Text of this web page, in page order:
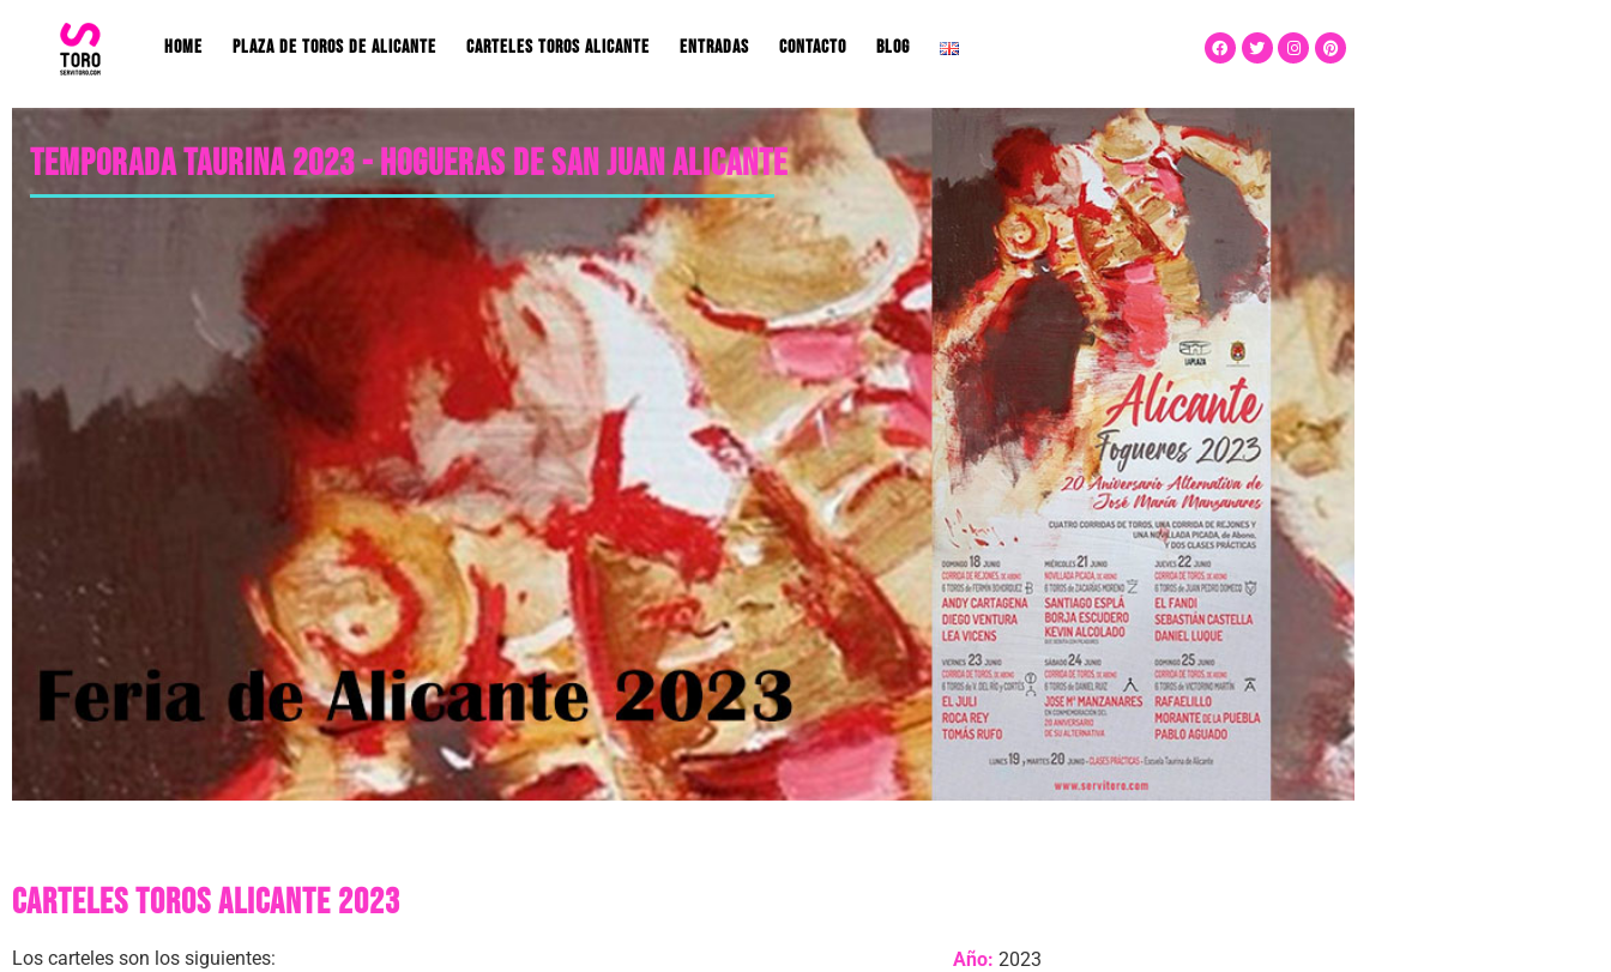
Home Plaza de toros de Alicante Carteles toros Alicante Entradas Contacto Blog
Temporada taurina 2023 - Hogueras de San Juan Alicante
Carteles toros Alicante 2023
Los carteles son los siguientes: Año: 2023